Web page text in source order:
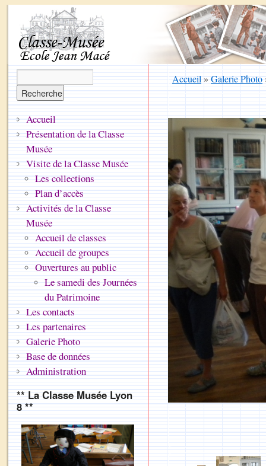
Accueil»Galerie Photo
Accueil
Présentation de la Classe
Musée
Visite de la Classe Musée
Les collections
Plan d’accès
Activités de la Classe
Musée
Accueil de classes
Accueil de groupes
Ouvertures au public
Le samedi des Journées
du Patrimoine
Les contacts
Les partenaires
Galerie Photo
Base de données
Administration
** La Classe Musée Lyon
8 **